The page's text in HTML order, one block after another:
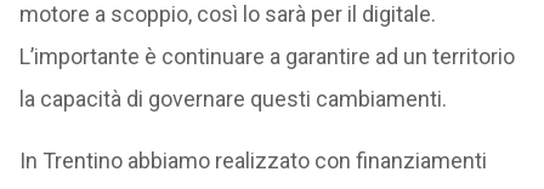
motore a scoppio, così lo sarà per il digitale.
L’importante è continuare a garantire ad un territorio
la capacità di governare questi cambiamenti.
In Trentino abbiamo realizzato con finanziamenti